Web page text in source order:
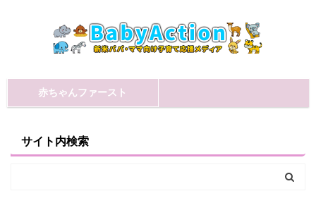
赤ちゃんファースト
サイト内検索